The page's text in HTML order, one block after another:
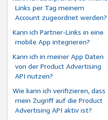
Links per Tag meinem
Account zugeordnet werden?
Kann ich Partner-Links in eine
mobile App integrieren?
Kann ich in meiner App Daten
von der Product Advertising
API nutzen?
Wie kann ich verifizieren, dass
mein Zugriff auf die Product
Advertising API aktiv ist?